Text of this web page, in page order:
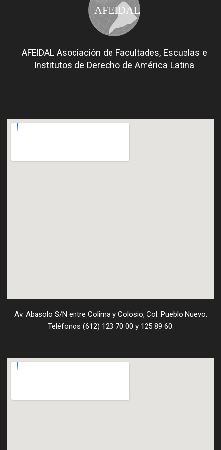
AFEIDAL
AFEIDAL Asociación de Facultades, Escuelas e
Institutos de Derecho de América Latina
Av. Abasolo S/N entre Colima y Colosio, Col. Pueblo Nuevo.
Teléfonos (612) 123 70 00 y 125 89 60.